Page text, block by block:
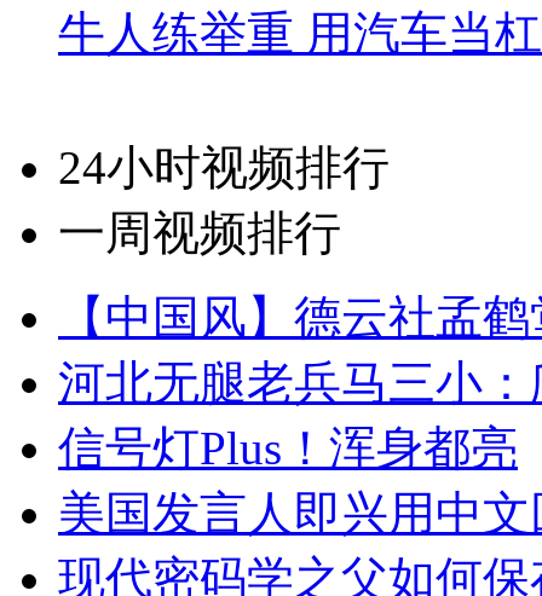
牛人练举重 用汽车当
24小时视频排行
一周视频排行
【中国风】德云社孟
河北无腿老兵马三小
信号灯Plus！浑身都亮
美国发言人即兴用中
现代密码学之父如何